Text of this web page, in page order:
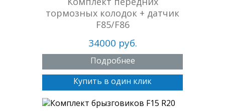
тормозных колодок + датчик
F85/F86
34000 руб.
Подробнее
Купить в один клик